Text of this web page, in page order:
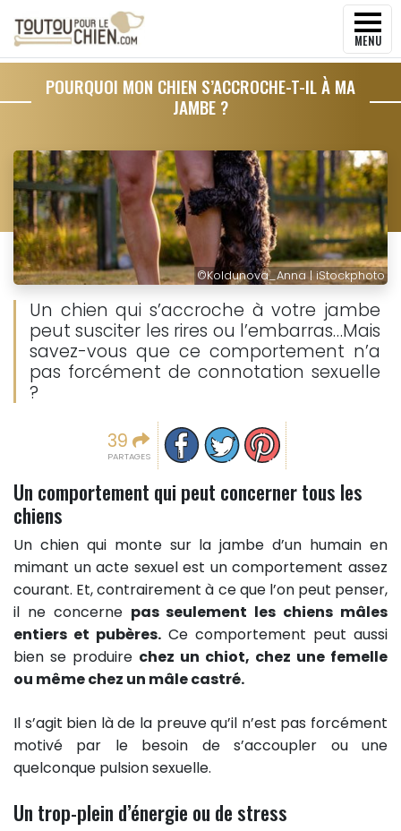
MENU
POURQUOI MON CHIEN S’ACCROCHE-T-IL À MA
JAMBE ?
©Koldunova_Anna | iStockphoto
Un chien qui s’accroche à votre jambe
peut susciter les rires ou l’embarras…Mais
savez-vous que ce comportement n’a
pas forcément de connotation sexuelle
?
39
PARTAGES
Partager sur facebook
Partager sur Twitter
Epingler sur Pinterest
Un comportement qui peut concerner tous les
chiens
Un chien qui monte sur la jambe d’un humain en
mimant un acte sexuel est un comportement assez
courant. Et, contrairement à ce que l’on peut penser,
il ne concerne pas seulement les chiens mâles
entiers et pubères. Ce comportement peut aussi
bien se produire chez un chiot, chez une femelle
ou même chez un mâle castré.
Il s’agit bien là de la preuve qu’il n’est pas forcément
motivé par le besoin de s’accoupler ou une
quelconque pulsion sexuelle.
Un trop-plein d’énergie ou de stress